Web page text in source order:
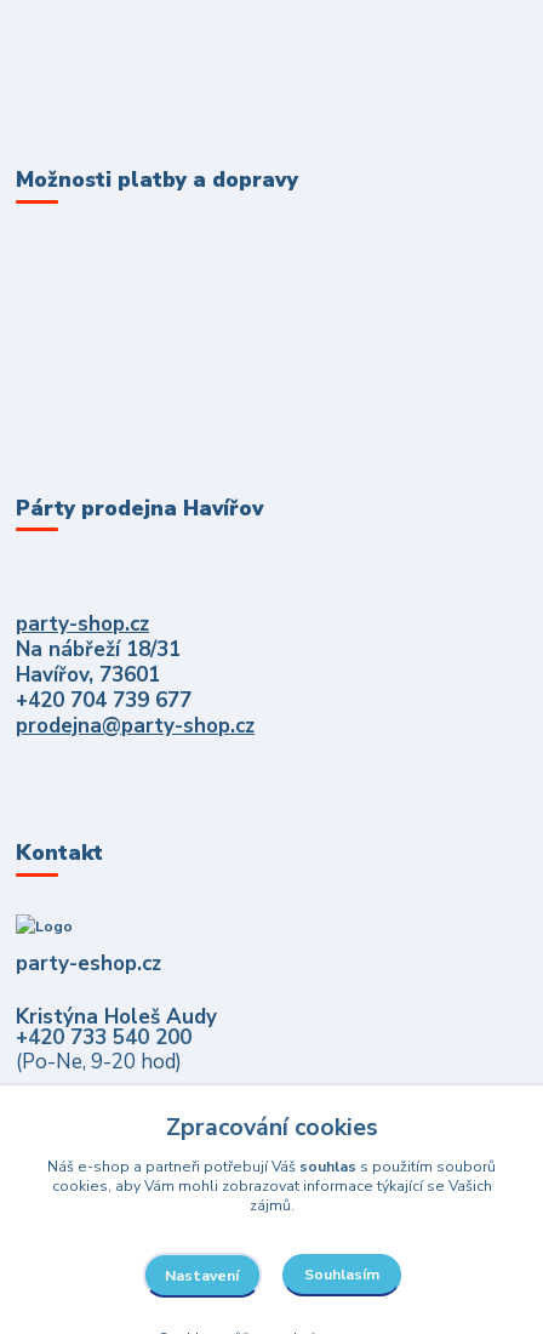
Možnosti platby a dopravy
Párty prodejna Havířov
party-shop.cz
Na nábřeží 18/31
Havířov, 73601
+420 704 739 677
prodejna@party-shop.cz
Kontakt
party-eshop.cz
Kristýna Holeš Audy
+420 733 540 200
(Po-Ne, 9-20 hod)
Upravit sběr cookies.
Zpracování cookies
Náš e-shop a partneři potřebují Váš souhlas s použitím souborů
cookies, aby Vám mohli zobrazovat informace týkající se Vašich
zájmů.
Nastavení Souhlasím